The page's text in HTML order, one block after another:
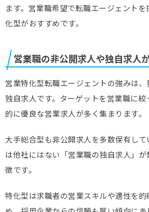
ます。営業職希望で転職エージェント
化型がおすすめです。
営業職の非公開求人や独自求人
営業特化型転職エージェントの強みは
独自求人です。ターゲットを営業職に
的に優良な営業求人が多く集まります。
大手総合型も非公開求人を多数保有し
は他社にはない「営業職の独自求人」
徴です。
特化型は求職者の営業スキルや適性を